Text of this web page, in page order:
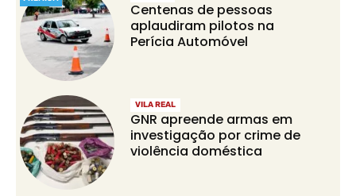
Centenas de pessoas
aplaudiram pilotos na
Perícia Automóvel
VILA REAL
GNR apreende armas em
investigação por crime de
violência doméstica